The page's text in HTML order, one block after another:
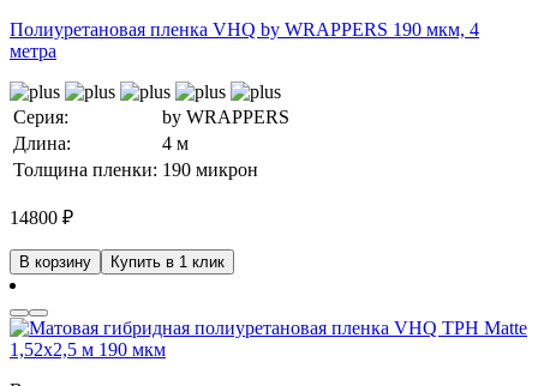
Полиуретановая пленка VHQ by WRAPPERS 190 мкм, 4
метра
Серия:
by WRAPPERS
Длина:
4 м
Толщина пленки: 190 микрон
14800 ₽
В корзину Купить в 1 клик